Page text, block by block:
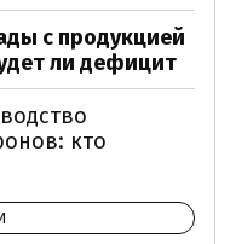
с продукцией
ли дефицит
кто